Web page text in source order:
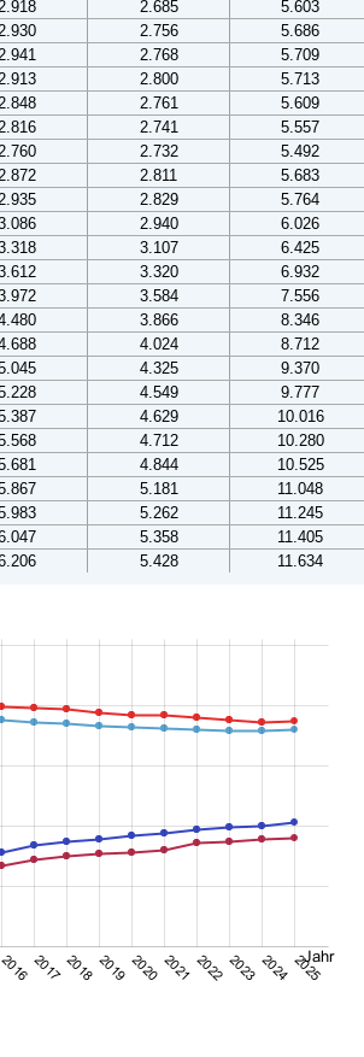
2.685 5.603
2.756 5.686
2.768 5.709
2.800 5.713
2.761 5.609
2.741 5.557
2.732 5.492
2.811 5.683
2.829 5.764
2.940 6.026
3.107 6.425
3.320 6.932
3.584 7.556
3.866 8.346
4.024 8.712
4.325 9.370
4.549 9.777
4.629 10.016
4.712 10.280
4.844 10.525
5.181 11.048
5.262 11.245
5.358 11.405
5.428 11.634